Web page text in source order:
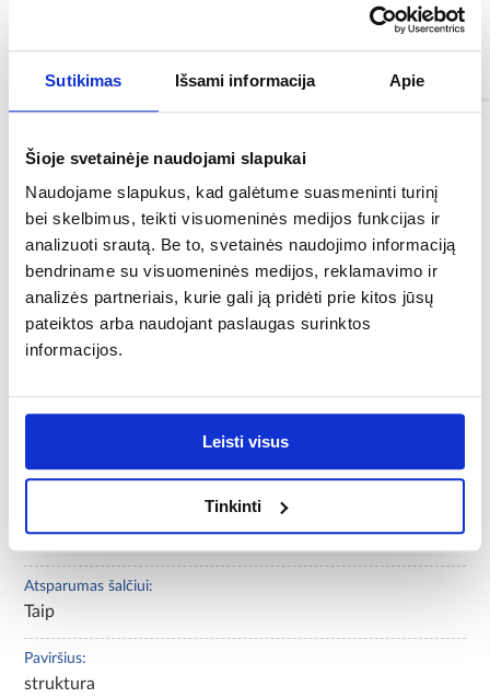
Sutikimas Išsami informacija Apie
Šioje svetainėje naudojami slapukai
Naudojame slapukus, kad galėtume suasmeninti turinį
bei skelbimus, teikti visuomeninės medijos funkcijas ir
analizuoti srautą. Be to, svetainės naudojimo informaciją
bendriname su visuomeninės medijos, reklamavimo ir
analizės partneriais, kurie gali ją pridėti prie kitos jūsų
pateiktos arba naudojant paslaugas surinktos
informacijos.
Leisti visus
Tinkinti
Akmuo yra puikus pasirinkimas, galintis paįvairinti ir įdomiai
Informacija
Spalva:
Rūšis:
I
M2 skaičius pakuotėje:
0,42
NE
netaikoma
betono
Atsparumas šalčiui:
Taip
Paviršius:
struktura